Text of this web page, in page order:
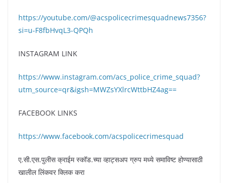
https://youtube.com/@acspolicecrimesquadnews7356?
si=u-F8fbHvqL3-QPQh
INSTAGRAM LINK
https://www.instagram.com/acs_police_crime_squad?
utm_source=qr&igsh=MWZsYXlrcWttbHZ4ag==
FACEBOOK LINKS
https://www.facebook.com/acspolicecrimesquad
ए.सी.एस.पुलीस क्राईम स्कॉड.च्या व्हाट्सअप ग्रुप मध्ये समाविष्ट होण्यासाठी
खालील लिंकवर क्लिक करा